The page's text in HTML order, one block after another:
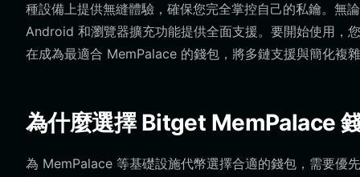
種設備上提供無縫體驗，確保您完全掌控自己的私鑰。
Android 和瀏覽器擴充功能提供全面支援。要開始使用，
在成為最適合 MemPalace 的錢包，將多鏈支援與簡化複
為什麼選擇 Bitget MemPalace
為 MemPalace 等基礎設施代幣選擇合適的錢包，需要優